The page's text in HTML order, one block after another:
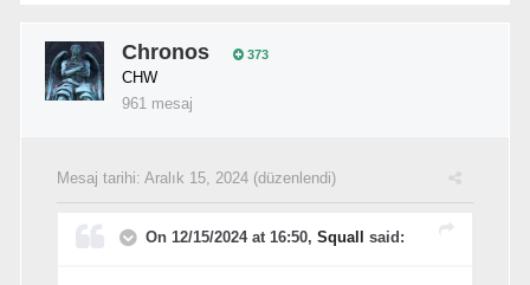
Chronos 373
CHW
961 mesaj
Mesaj tarihi: Aralık 15, 2024 (düzenlendi)
On 12/15/2024 at 16:50, Squall said: